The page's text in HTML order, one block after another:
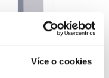
Více o cookies